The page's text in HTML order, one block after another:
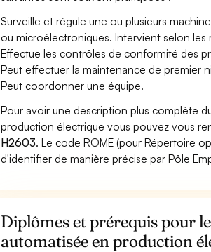
Surveille et régule une ou plusieurs
ou microélectroniques. Intervient selon les
Effectue les contrôles de conformité des
Peut effectuer la maintenance de premier
Peut coordonner une équipe.
Pour avoir une description plus complète
production électrique vous pouvez vous
H2603. Le code ROME (pour Répertoire
d'identifier de manière précise par Pôle
Diplômes et prérequis pour
automatisée en production